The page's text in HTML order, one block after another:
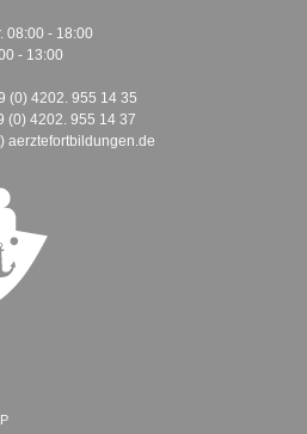
08:00 - 18:00
- 13:00
(0) 4202. 955 14 35
(0) 4202. 955 14 37
aerztefortbildungen.de